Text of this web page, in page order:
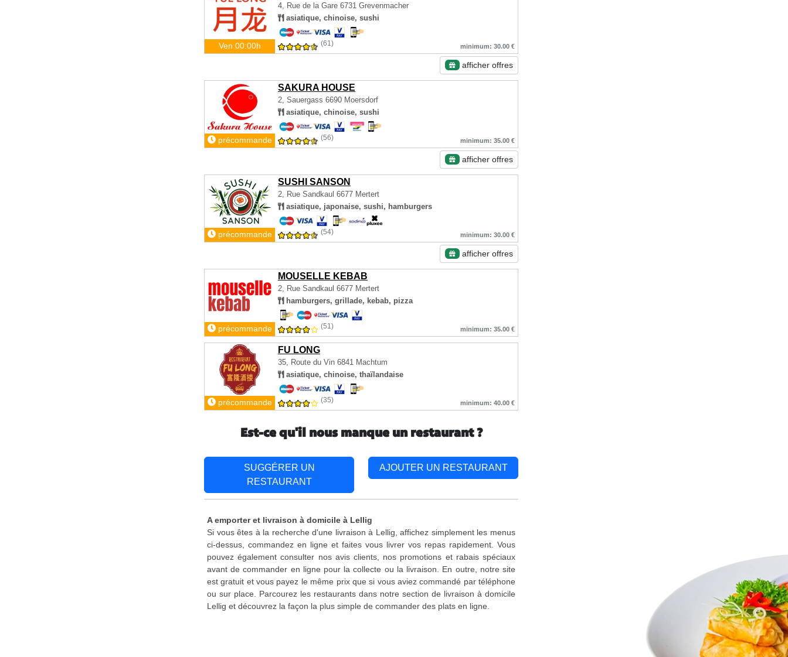
4, Rue de la Gare 6731 Grevenmacher
asiatique, chinoise, sushi
Ven 00:00h (61) minimum: 30.00 €
afficher offres
SAKURA HOUSE
2, Sauergass 6690 Moersdorf
asiatique, chinoise, sushi
précommande (56) minimum: 35.00 €
afficher offres
SUSHI SANSON
2, Rue Sandkaul 6677 Mertert
asiatique, japonaise, sushi, hamburgers
précommande (54) minimum: 30.00 €
afficher offres
MOUSELLE KEBAB
2, Rue Sandkaul 6677 Mertert
hamburgers, grillade, kebab, pizza
précommande (51) minimum: 35.00 €
FU LONG
35, Route du Vin 6841 Machtum
asiatique, chinoise, thaïlandaise
précommande (35) minimum: 40.00 €
Est-ce qu'il nous manque un restaurant ?
SUGGÉRER UN
RESTAURANT
AJOUTER UN RESTAURANT
A emporter et livraison à domicile à Lellig
Si vous êtes à la recherche d'une livraison à Lellig, affichez simplement les menus
ci-dessus, commandez en ligne et faites vous livrer vos repas rapidement. Vous
pouvez également consulter nos avis clients, nos promotions et rabais spéciaux
avant de commander en ligne pour la collecte ou la livraison. En outre, notre site
est gratuit et vous payez le même prix que si vous aviez commandé par téléphone
ou sur place. Parcourez les restaurants dans notre section de livraison à domicile
Lellig et découvrez la façon la plus simple de commander des plats en ligne.